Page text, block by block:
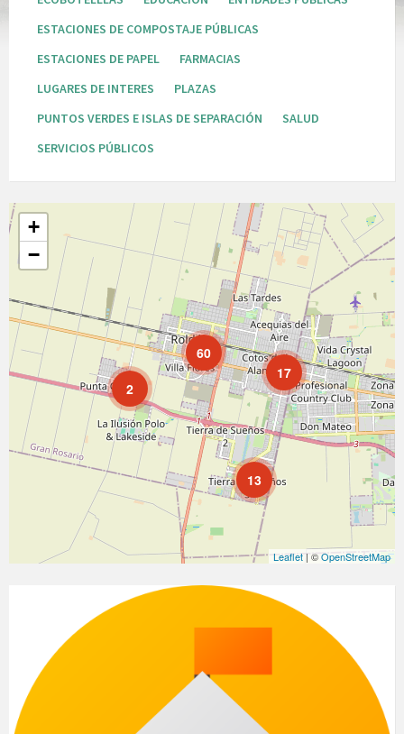
ESTACIONES DE COMPOSTAJE PÚBLICAS
ESTACIONES DE PAPEL
FARMACIAS
LUGARES DE INTERES
PLAZAS
PUNTOS VERDES E ISLAS DE SEPARACIÓN
SALUD
SERVICIOS PÚBLICOS
13
2
17
60
+
−
Leaflet| ©OpenStreetMap